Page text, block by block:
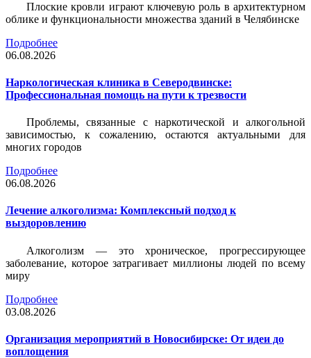
Плоские кровли играют ключевую роль в архитектурном
облике и функциональности множества зданий в Челябинске
Подробнее
06.08.2026
Наркологическая клиника в Северодвинске:
Профессиональная помощь на пути к трезвости
Проблемы, связанные с наркотической и алкогольной
зависимостью, к сожалению, остаются актуальными для
многих городов
Подробнее
06.08.2026
Лечение алкоголизма: Комплексный подход к
выздоровлению
Алкоголизм — это хроническое, прогрессирующее
заболевание, которое затрагивает миллионы людей по всему
миру
Подробнее
03.08.2026
Организация мероприятий в Новосибирске: От идеи до
воплощения